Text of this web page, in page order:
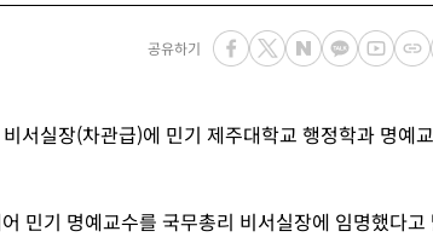
공유하기
서실장(차관급)에 민기 제주대학교 행정학과 명예
민기 명예교수를 국무총리 비서실장에 임명했다고